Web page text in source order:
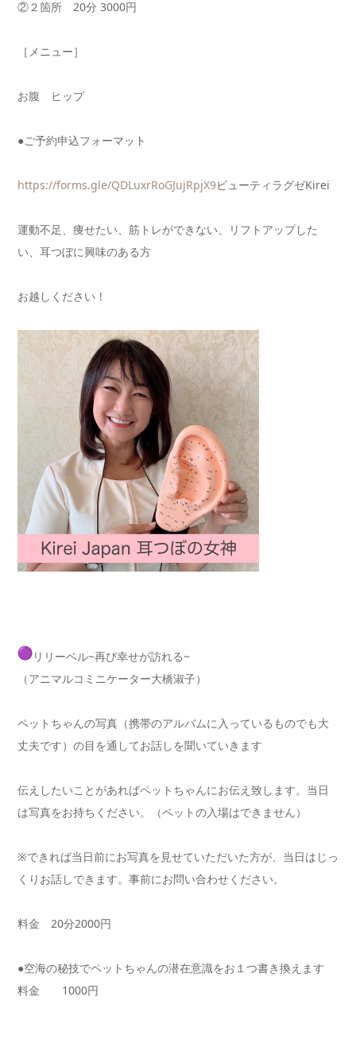
②２箇所 20分 3000円
［メニュー］
お腹 ヒップ
●ご予約申込フォーマット
https://forms.gle/QDLuxrRoGJujRpjX9ビューティラグゼKirei
運動不足、痩せたい、筋トレができない、リフトアップした
い、耳つぼに興味のある方
お越しください！
リリーベル~再び幸せが訪れる~
（アニマルコミニケーター大橋淑子）
︎ペットちゃんの写真（携帯のアルバムに入っているものでも大
丈夫です） の目を通してお話しを聞いていきます
︎伝えしたいことがあればペットちゃんにお伝え致します。 当日
は写真をお持ちください。（ペットの入場はできません）
※できれば当日前にお写真を見せていただいた方が、 当日はじっ
くりお話しできます。事前にお問い合わせください。
料金 20分2000円
●空海の秘技でペットちゃんの潜在意識をお１つ書き換えます
料金 1000円